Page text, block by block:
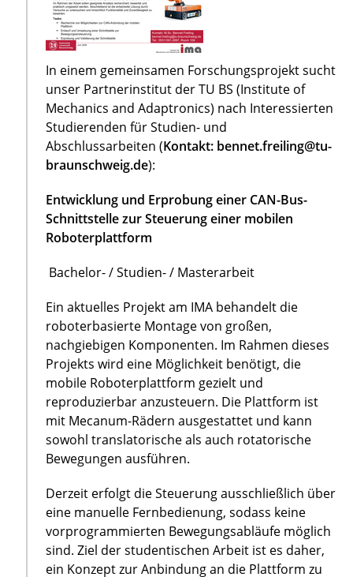
In einem gemeinsamen Forschungsprojekt sucht
unser Partnerinstitut der TU BS (Institute of
Mechanics and Adaptronics) nach Interessierten
Studierenden für Studien- und
Abschlussarbeiten (Kontakt: bennet.freiling@tu-
braunschweig.de):
Entwicklung und Erprobung einer CAN-Bus-
Schnittstelle zur Steuerung einer mobilen
Roboterplattform
Bachelor- / Studien- / Masterarbeit
Ein aktuelles Projekt am IMA behandelt die
roboterbasierte Montage von großen,
nachgiebigen Komponenten. Im Rahmen dieses
Projekts wird eine Möglichkeit benötigt, die
mobile Roboterplattform gezielt und
reproduzierbar anzusteuern. Die Plattform ist
mit Mecanum-Rädern ausgestattet und kann
sowohl translatorische als auch rotatorische
Bewegungen ausführen.
Derzeit erfolgt die Steuerung ausschließlich über
eine manuelle Fernbedienung, sodass keine
vorprogrammierten Bewegungsabläufe möglich
sind. Ziel der studentischen Arbeit ist es daher,
ein Konzept zur Anbindung an die Plattform zu